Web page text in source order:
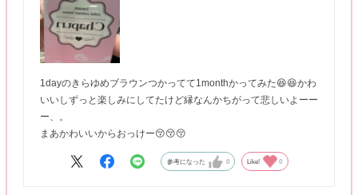
1dayのきらゆめブラウンつかってて1monthかってみた😆😆かわ
いいしずっと楽しみにしてたけど縁なんかちがって悲しいよーー
ー、。
まあかわいいからおっけー😚😚😚
参考になった 0 Like! 0